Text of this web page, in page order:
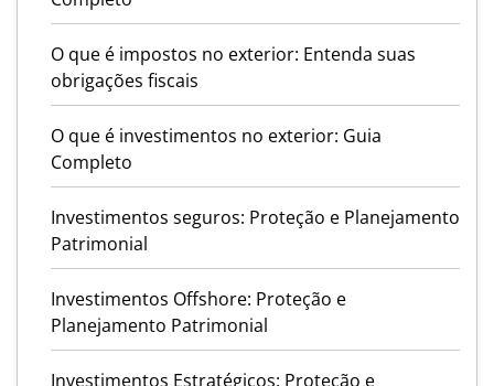
O que é impostos no exterior: Entenda suas
obrigações fiscais
O que é investimentos no exterior: Guia
Completo
Investimentos seguros: Proteção e Planejamento
Patrimonial
Investimentos Offshore: Proteção e
Planejamento Patrimonial
Investimentos Estratégicos: Proteção e